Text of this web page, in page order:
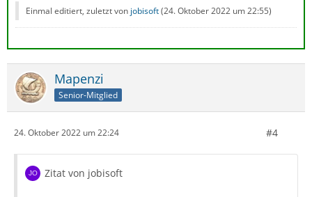
Einmal editiert, zuletzt von jobisoft(24. Oktober 2022 um 22:55)
Mapenzi
Senior-Mitglied
24. Oktober 2022 um 22:24 #4
Zitat von jobisoft